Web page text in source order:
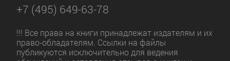
+7 (495) 649-63-78
!!! Все права на книги принадлежат издателям и их
право-обладателям. Ссылки на файлы
публикуются исключительно для ведения